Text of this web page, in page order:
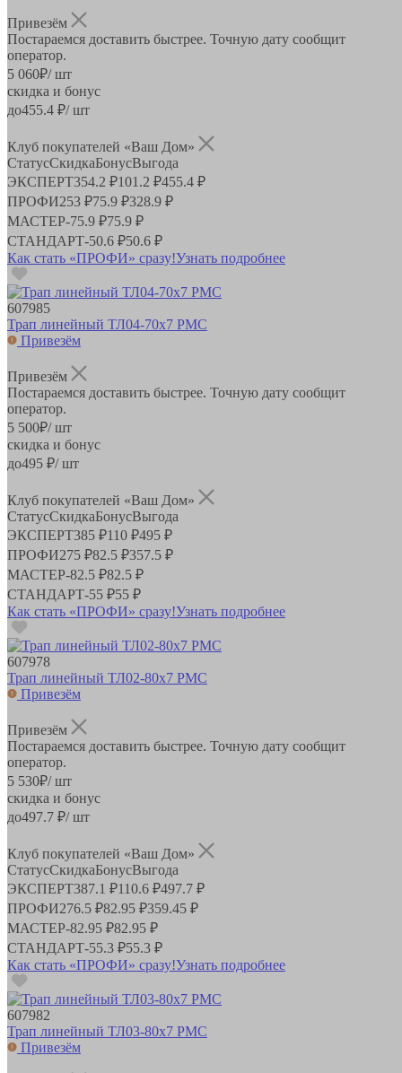
Привезём
Постараемся доставить быстрее. Точную дату сообщит
оператор.
5 060₽/ шт
скидка и бонус
до455.4 ₽/ шт
Клуб покупателей «Ваш Дом»
СтатусСкидкаБонусВыгода
ЭКСПЕРТ354.2 ₽101.2 ₽455.4 ₽
ПРОФИ253 ₽75.9 ₽328.9 ₽
МАСТЕР-75.9 ₽75.9 ₽
СТАНДАРТ-50.6 ₽50.6 ₽
Как стать «ПРОФИ» сразу!Узнать подробнее
607985
Трап линейный ТЛ04-70х7 РМС
Привезём
Привезём
Постараемся доставить быстрее. Точную дату сообщит
оператор.
5 500₽/ шт
скидка и бонус
до495 ₽/ шт
Клуб покупателей «Ваш Дом»
СтатусСкидкаБонусВыгода
ЭКСПЕРТ385 ₽110 ₽495 ₽
ПРОФИ275 ₽82.5 ₽357.5 ₽
МАСТЕР-82.5 ₽82.5 ₽
СТАНДАРТ-55 ₽55 ₽
Как стать «ПРОФИ» сразу!Узнать подробнее
607978
Трап линейный ТЛ02-80х7 РМС
Привезём
Привезём
Постараемся доставить быстрее. Точную дату сообщит
оператор.
5 530₽/ шт
скидка и бонус
до497.7 ₽/ шт
Клуб покупателей «Ваш Дом»
СтатусСкидкаБонусВыгода
ЭКСПЕРТ387.1 ₽110.6 ₽497.7 ₽
ПРОФИ276.5 ₽82.95 ₽359.45 ₽
МАСТЕР-82.95 ₽82.95 ₽
СТАНДАРТ-55.3 ₽55.3 ₽
Как стать «ПРОФИ» сразу!Узнать подробнее
607982
Трап линейный ТЛ03-80х7 РМС
Привезём